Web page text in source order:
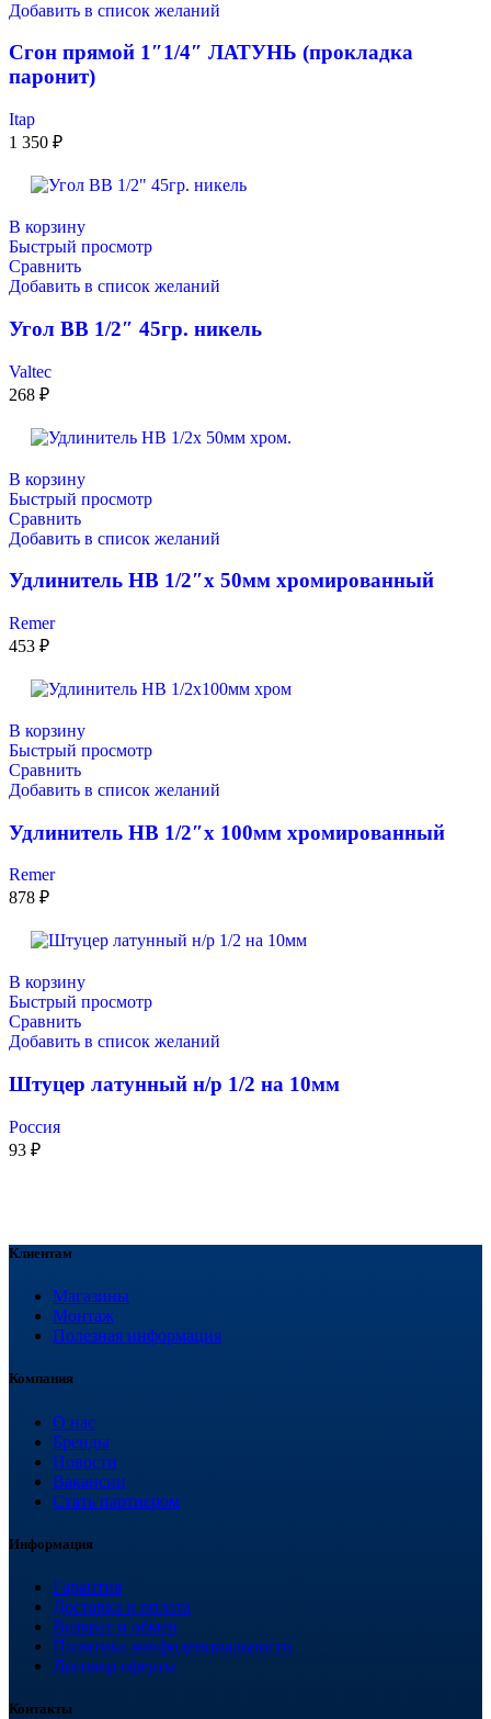
Добавить в список желаний
Сгон прямой 1″1/4″ ЛАТУНЬ (прокладка
паронит)
Itap
1 350 ₽
В корзину
Быстрый просмотр
Сравнить
Добавить в список желаний
Угол ВВ 1/2″ 45гр. никель
Valtec
268 ₽
В корзину
Быстрый просмотр
Сравнить
Добавить в список желаний
Удлинитель НВ 1/2″x 50мм хромированный
Remer
453 ₽
В корзину
Быстрый просмотр
Сравнить
Добавить в список желаний
Удлинитель НВ 1/2″х 100мм хромированный
Remer
878 ₽
В корзину
Быстрый просмотр
Сравнить
Добавить в список желаний
Штуцер латунный н/р 1/2 на 10мм
Россия
93 ₽
Клиентам
Магазины
Монтаж
Полезная информация
Компания
О нас
Бренды
Новости
Вакансии
Стать партнером
Информация
Гарантия
Доставка и оплата
Возврат и обмен
Политика конфиденциальности
Договор оферты
Контакты